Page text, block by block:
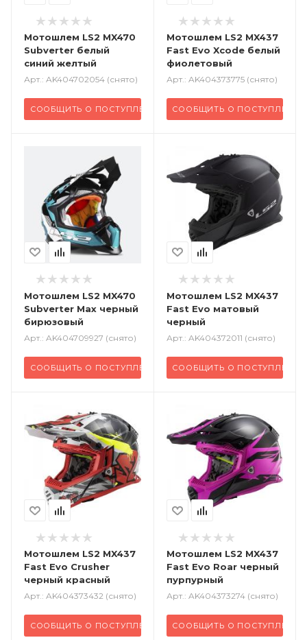
Мотошлем LS2 MX470
Subverter белый
синий желтый
Арт.: AK404702054 (снято)
СООБЩИТЬ О ПОСТУПЛЕНИИ
Мотошлем LS2 MX437
Fast Evo Xcode белый
фиолетовый
Арт.: AK404373775 (снято)
СООБЩИТЬ О ПОСТУПЛЕНИИ
Мотошлем LS2 MX470
Subverter Max черный
бирюзовый
Арт.: AK404709927 (снято)
СООБЩИТЬ О ПОСТУПЛЕНИИ
Мотошлем LS2 MX437
Fast Evo матовый
черный
Арт.: AK404372011 (снято)
СООБЩИТЬ О ПОСТУПЛЕНИИ
Мотошлем LS2 MX437
Fast Evo Crusher
черный красный
Арт.: AK404373432 (снято)
СООБЩИТЬ О ПОСТУПЛЕНИИ
Мотошлем LS2 MX437
Fast Evo Roar черный
пурпурный
Арт.: AK404373274 (снято)
СООБЩИТЬ О ПОСТУПЛЕНИИ